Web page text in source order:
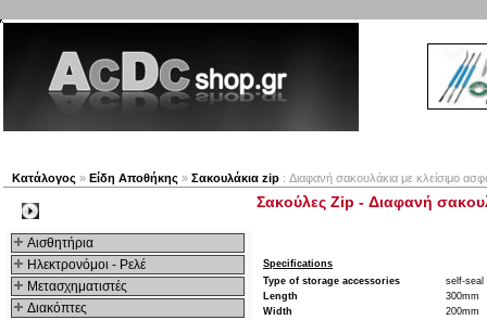
Κατάλογος » Είδη Αποθήκης » Σακουλάκια zip : Διαφανή σακουλάκια με κλείσιμο
Αισθητήρια
Ηλεκτρονόμοι - Ρελέ
Μετασχηματιστές
Διακόπτες
Σακούλες Zip - Διαφανή
Specifications
Type of storage accessories
self-seal
Length
300mm
Width
200mm